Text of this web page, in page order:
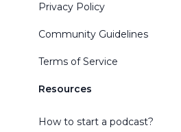
Privacy Policy
Community Guidelines
Terms of Service
Resources
How to start a podcast?